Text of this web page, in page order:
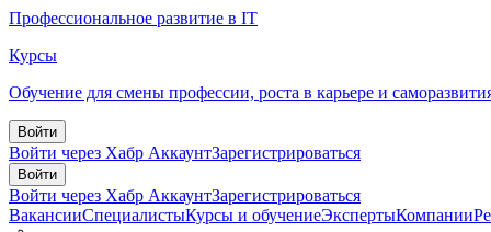
Профессиональное развитие в IT
Курсы
Обучение для смены профессии, роста в карьере и
Войти
Войти через Хабр АккаунтЗарегистрироваться
Войти
Войти через Хабр АккаунтЗарегистрироваться
ВакансииСпециалистыКурсы и обучениеЭкспертыКомпании